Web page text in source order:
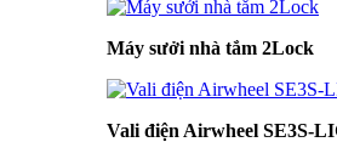
Máy sưởi nhà tắm 2Lock
Vali điện Airwheel SE3S-